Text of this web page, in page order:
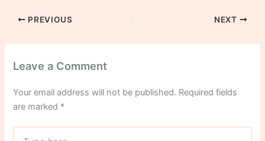
PREVIOUS NEXT
Leave a Comment
Your email address will not be published. Required fields
are marked *